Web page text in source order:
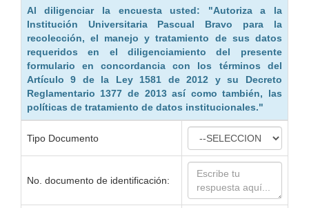
Al diligenciar la encuesta usted: "Autoriza a la
Institución Universitaria Pascual Bravo para la
recolección, el manejo y tratamiento de sus datos
requeridos en el diligenciamiento del presente
formulario en concordancia con los términos del
Artículo 9 de la Ley 1581 de 2012 y su Decreto
Reglamentario 1377 de 2013 así como también, las
políticas de tratamiento de datos institucionales."
Tipo Documento
No. documento de identificación: